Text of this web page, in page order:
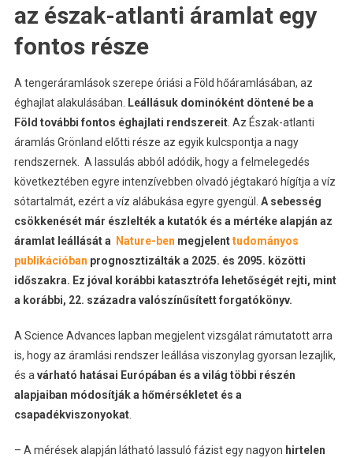
az észak-atlanti áramlat egy
fontos része
A tengeráramlások szerepe óriási a Föld hőáramlásában, az
éghajlat alakulásában.
Leállásuk dominóként döntené be a
Föld további fontos éghajlati rendszereit. Az Észak-atlanti
áramlás Grönland előtti része az egyik kulcspontja a nagy
rendszernek. A lassulás abból adódik, hogy a felmelegedés
következtében egyre intenzívebben olvadó jégtakaró hígítja a víz
sótartalmát, ezért a víz alábukása egyre gyengül. A sebesség
csökkenését már észlelték a kutatók és a mértéke alapján az
áramlat leállását a
Nature-ben megjelenttudományos
publikációban prognosztizálták a 2025. és 2095. közötti
időszakra. Ez jóval korábbi katasztrófa lehetőségét rejti, mint
a korábbi, 22. századra valószínűsített forgatókönyv.
A Science Advances lapban megjelent vizsgálat rámutatott arra
is, hogy az áramlási rendszer leállása viszonylag gyorsan lezajlik,
és a várható hatásai Európában és a világ többi részén
alapjaiban módosítják a hőmérsékletet és a
csapadékviszonyokat.
– A mérések alapján látható lassuló fázist egy nagyon hirtelen